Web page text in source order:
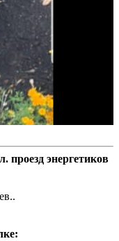
проезд энергетиков